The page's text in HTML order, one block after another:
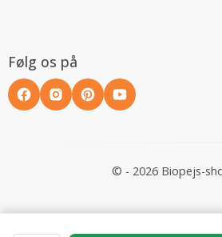
Følg os på
© - 2026 Biopejs-